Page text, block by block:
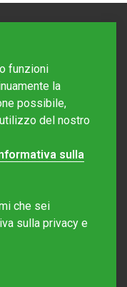
SA
funzioni
la
possibile,
del nostro
sulla
che sei
sulla privacy e